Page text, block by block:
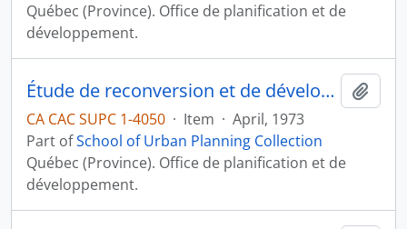
Québec (Province). Office de planification et de
développement.
Étude de reconversion et de développement industriel de la zone spéciale de Trois-Rivières: Rapport synthèse
CA CAC SUPC 1-4050 · Item · April, 1973
Part ofSchool of Urban Planning Collection
Québec (Province). Office de planification et de
développement.